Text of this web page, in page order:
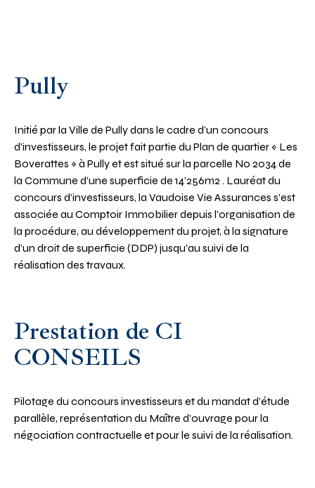
Pully
Initié par la Ville de Pully dans le cadre d’un concours
d’investisseurs, le projet fait partie du Plan de quartier « Les
Boverattes » à Pully et est situé sur la parcelle No 2034 de
la Commune d’une superficie de 14’256m2 . Lauréat du
concours d’investisseurs, la Vaudoise Vie Assurances s’est
associée au Comptoir Immobilier depuis l’organisation de
la procédure, au développement du projet, à la signature
d’un droit de superficie (DDP) jusqu’au suivi de la
réalisation des travaux.
Prestation de CI
CONSEILS
Pilotage du concours investisseurs et du mandat d’étude
parallèle, représentation du Maître d’ouvrage pour la
négociation contractuelle et pour le suivi de la réalisation.